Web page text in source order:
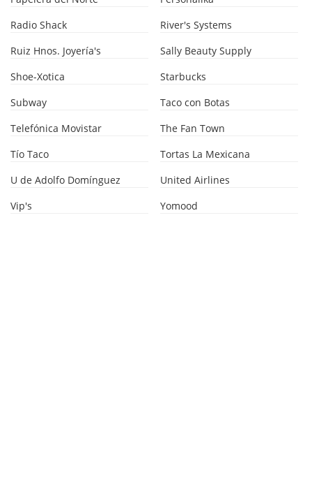
Radio Shack
River's Systems
Ruiz Hnos. Joyería's
Sally Beauty Supply
Shoe-Xotica
Starbucks
Subway
Taco con Botas
Telefónica Movistar
The Fan Town
Tío Taco
Tortas La Mexicana
U de Adolfo Domínguez
United Airlines
Vip's
Yomood